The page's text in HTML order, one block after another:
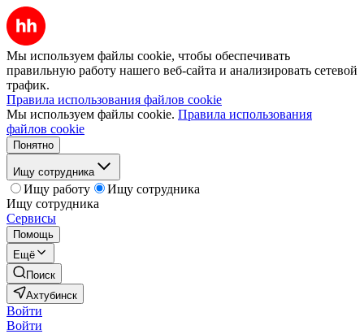
Мы используем файлы cookie, чтобы обеспечивать
правильную работу нашего веб-сайта и анализировать сетевой
трафик.
Правила использования файлов cookie
Мы используем файлы cookie. Правила использования
файлов cookie
Понятно
Ищу сотрудника
Ищу работу
Ищу сотрудника
Ищу сотрудника
Сервисы
Помощь
Ещё
Поиск
Ахтубинск
Войти
Войти